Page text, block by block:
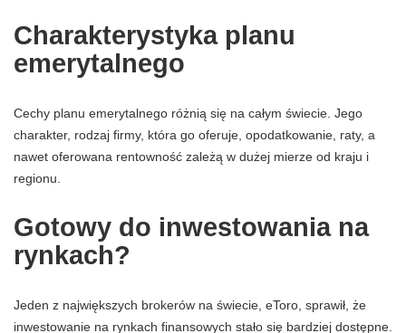
Charakterystyka planu
emerytalnego
Cechy planu emerytalnego różnią się na całym świecie. Jego
charakter, rodzaj firmy, która go oferuje, opodatkowanie, raty, a
nawet oferowana rentowność zależą w dużej mierze od kraju i
regionu.
Gotowy do inwestowania na
rynkach?
Jeden z największych brokerów na świecie, eToro, sprawił, że
inwestowanie na rynkach finansowych stało się bardziej dostępne.